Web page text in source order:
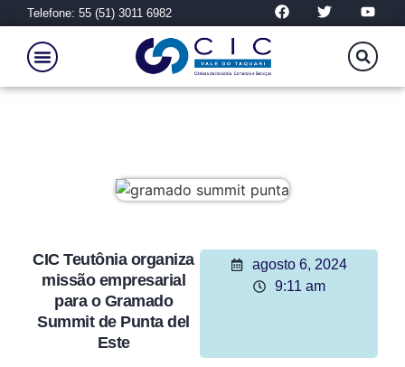
Telefone: 55 (51) 3011 6982
CIC Teutônia organiza
missão empresarial
para o Gramado
Summit de Punta del
Este
agosto 6, 2024
9:11 am